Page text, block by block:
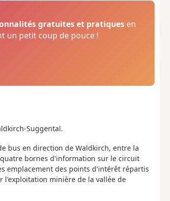
gratuites et pratiques en
un petit coup de pouce !
Suggental.
bus en direction de Waldkirch, entre la
bornes d'information sur le circuit
emplacement des points d'intérêt répartis
l'exploitation minière de la vallée de